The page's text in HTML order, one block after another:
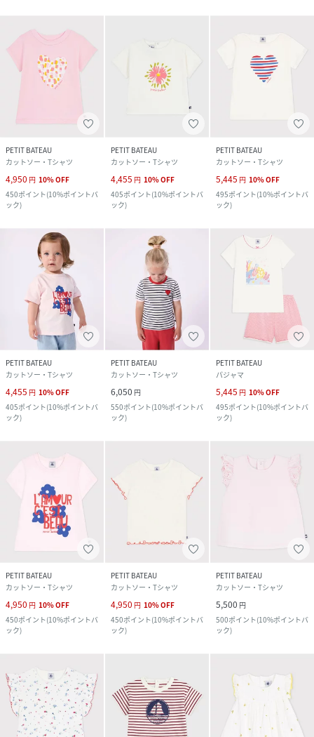
PETIT BATEAU
カットソー・Tシャツ
4,950 円 10%OFF
450ポイント(10%ポイントバ
ック)
PETIT BATEAU
カットソー・Tシャツ
4,455 円 10%OFF
405ポイント(10%ポイントバ
ック)
PETIT BATEAU
カットソー・Tシャツ
5,445 円 10%OFF
495ポイント(10%ポイントバ
ック)
PETIT BATEAU
カットソー・Tシャツ
4,455 円 10%OFF
405ポイント(10%ポイントバ
ック)
PETIT BATEAU
カットソー・Tシャツ
6,050 円
550ポイント(10%ポイントバ
ック)
PETIT BATEAU
パジャマ
5,445 円 10%OFF
495ポイント(10%ポイントバ
ック)
PETIT BATEAU
カットソー・Tシャツ
4,950 円 10%OFF
450ポイント(10%ポイントバ
ック)
PETIT BATEAU
カットソー・Tシャツ
4,950 円 10%OFF
450ポイント(10%ポイントバ
ック)
PETIT BATEAU
カットソー・Tシャツ
5,500 円
500ポイント(10%ポイントバ
ック)